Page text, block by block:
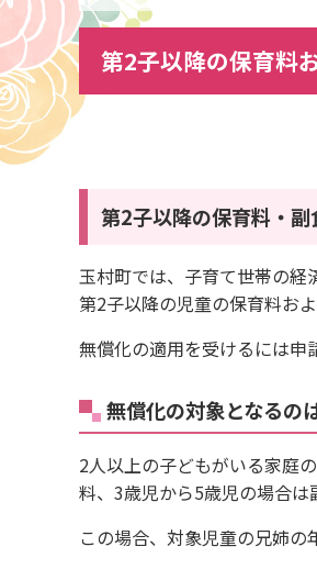
第2子以降の保育料
第2子以降の保育料・
玉村町では、子育て世帯の
第2子以降の児童の保育料お
無償化の適用を受けるには申
無償化の対象となるの
2人以上の子どもがいる家庭
料、3歳児から5歳児の場合は
この場合、対象児童の兄姉の